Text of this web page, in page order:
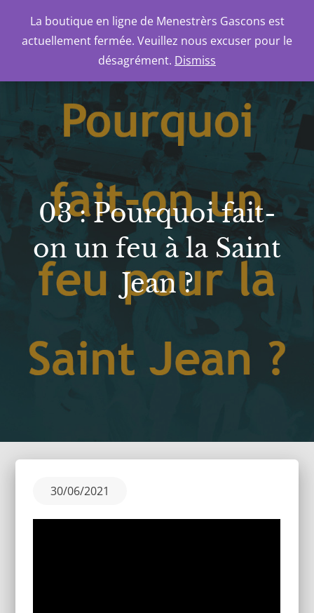
content
MENESTRÈRS GASCONS
03 : Pourquoi fait-
on un feu à la Saint
Jean ?
Posted
30/06/2021
La boutique en ligne de Menestrèrs Gascons est
actuellement fermée. Veuillez nous excuser pour le
désagrément. Dismiss